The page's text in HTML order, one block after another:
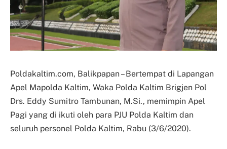
Poldakaltim.com, Balikpapan – Bertempat di Lapangan
Apel Mapolda Kaltim, Waka Polda Kaltim Brigjen Pol
Drs. Eddy Sumitro Tambunan, M.Si., memimpin Apel
Pagi yang di ikuti oleh para PJU Polda Kaltim dan
seluruh personel Polda Kaltim, Rabu (3/6/2020).